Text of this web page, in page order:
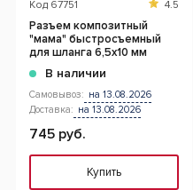
Код 67751 4.5
Разъем композитный
"мама" быстросъемный
для шланга 6,5х10 мм
В наличии
Самовывоз: на 13.08.2026
Доставка: на 13.08.2026
745 руб.
Купить